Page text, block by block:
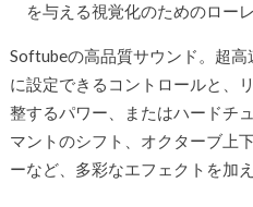
を与える視覚化のためのロー
Softubeの高品質サウンド。超
に設定できるコントロールと、
整するパワー、またはハードチ
マントのシフト、オクターブ上
ーなど、多彩なエフェクトを加